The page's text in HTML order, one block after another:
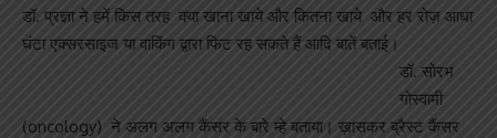
डॉ. प्रज्ञा ने हमें किस तरह क्या खाना खाये और कितना खाये और हर रोज़ आधा
घंटा एक्सरसाइज या वाकिंग द्वारा फिट रह सकते हैं आदि बातें बताई।
डॉ. सोरभ
गोस्वामी
(oncology) ने अलग अलग कैंसर के बारे म्हे बताया। ख़ासकर ब्रैस्ट कैंसर